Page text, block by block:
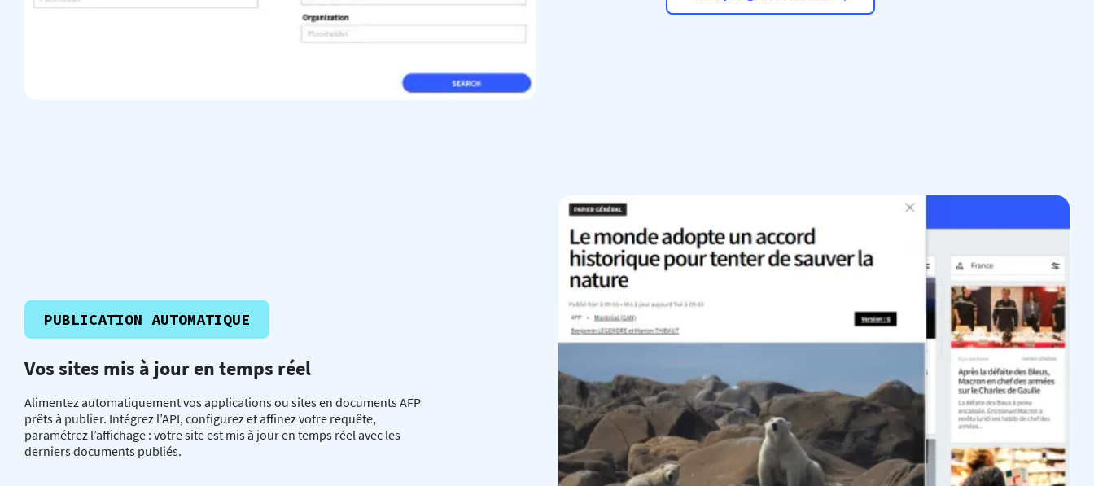
PUBLICATION AUTOMATIQUE
Vos sites mis à jour en temps réel
Alimentez automatiquement vos applications ou sites en documents AFP
prêts à publier. Intégrez l’API, configurez et affinez votre requête,
paramétrez l’affichage : votre site est mis à jour en temps réel avec les
derniers documents publiés.